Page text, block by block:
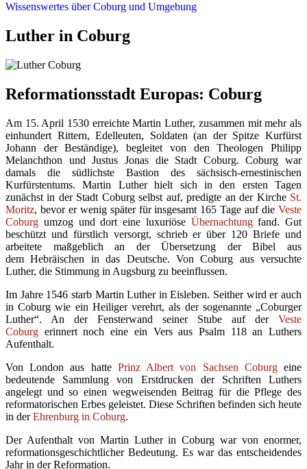
Wissenswertes über Coburg und Umgebung
Luther in Coburg
Reformationsstadt Europas: Coburg
Am 15. April 1530 erreichte Martin Luther, zusammen mit mehr als
einhundert Rittern, Edelleuten, Soldaten (an der Spitze Kurfürst
Johann der Beständige), begleitet von den Theologen Philipp
Melanchthon und Justus Jonas die Stadt Coburg. Coburg war
damals die südlichste Bastion des sächsisch-ernestinischen
Kurfürstentums. Martin Luther hielt sich in den ersten Tagen
zunächst in der Stadt Coburg selbst auf, predigte an der Kirche St.
Moritz, bevor er wenig später für insgesamt 165 Tage auf die Veste
Coburg umzog und dort eine luxuriöse Übernachtungfand. Gut
beschützt und fürstlich versorgt, schrieb er über 120 Briefe und
arbeitete maßgeblich an der Übersetzung der Bibel aus
dem Hebräischen in das Deutsche. Von Coburg aus versuchte
Luther, die Stimmung in Augsburg zu beeinflussen.
Im Jahre 1546 starb Martin Luther in Eisleben. Seither wird er auch
in Coburg wie ein Heiliger verehrt, als der sogenannte „Coburger
Luther“. An der Fensterwand seiner Stube auf derVeste
Coburg erinnert noch eine ein Vers aus Psalm 118 an Luthers
Aufenthalt.
Von London aus hattePrinz Albert von Sachsen Coburgeine
bedeutende Sammlung von Erstdrucken der Schriften Luthers
angelegt und so einen wegweisenden Beitrag für die Pflege des
reformatorischen Erbes geleistet. Diese Schriften befinden sich heute
in derEhrenburg in Coburg.
Der Aufenthalt von Martin Luther in Coburg war von enormer,
reformationsgeschichtlicher Bedeutung. Es war das entscheidendes
Jahr in der Reformation.